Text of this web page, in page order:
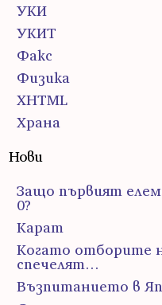
УКИ
УКИТ
Факс
Физика
ХHTML
Храна
Нови
Защо първият
0?
Карат
Когато отборите
спечелят…
Възпитанието в